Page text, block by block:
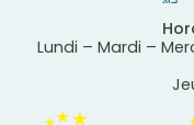
Lundi – Mardi –